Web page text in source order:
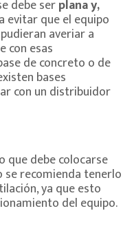
debe serplana y,
evitar que el equipo
averiar a
con esas
de concreto o de
bases
con un distribuidor
que debe colocarse
recomienda tenerlo
ya que esto
del equipo.